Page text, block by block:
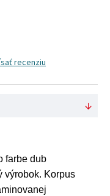
recenziu
farbe dub
výrobok. Korpus